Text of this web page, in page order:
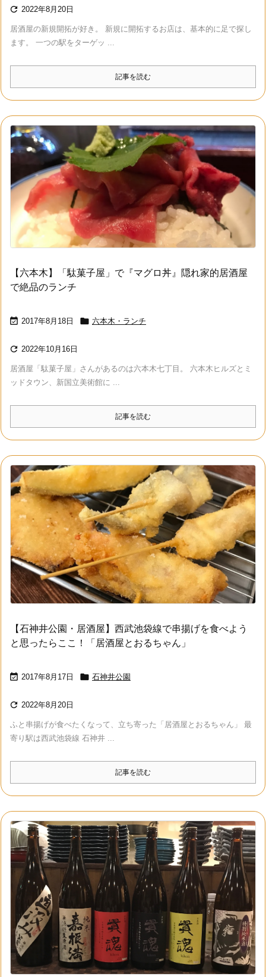
 2022年8月20日
居酒屋の新規開拓が好き。 新規に開拓するお店は、基本的に足で探し
ます。 一つの駅をターゲッ ...
記事を読む
【六本木】「駄菓子屋」で『マグロ丼』隠れ家的居酒屋
で絶品のランチ
 2017年8月18日  六本木・ランチ
 2022年10月16日
居酒屋「駄菓子屋」さんがあるのは六本木七丁目。 六本木ヒルズとミ
ッドタウン、新国立美術館に ...
記事を読む
【石神井公園・居酒屋】西武池袋線で串揚げを食べよう
と思ったらここ！「居酒屋とおるちゃん」
 2017年8月17日  石神井公園
 2022年8月20日
ふと串揚げが食べたくなって、立ち寄った「居酒屋とおるちゃん」 最
寄り駅は西武池袋線 石神井 ...
記事を読む